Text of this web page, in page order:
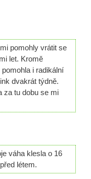
pomohly vrátit se
let. Kromě
i radikální
dvakrát týdně.
za tu dobu se mi
váha klesla o 16
létem.